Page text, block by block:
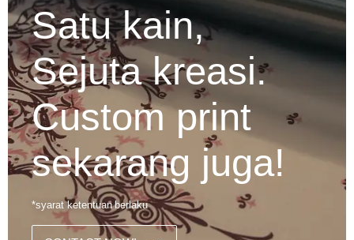
Satu kain,
Sejuta kreasi.
Custom print
sekarang juga!
*syarat ketentuan berlaku